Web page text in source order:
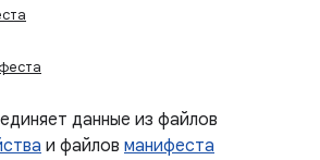
данные из файлов
и файлов манифеста